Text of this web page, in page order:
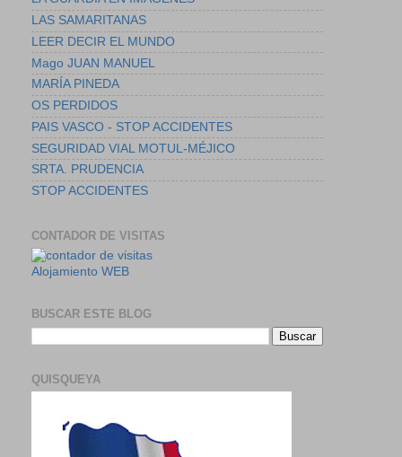
LAS SAMARITANAS
LEER DECIR EL MUNDO
Mago JUAN MANUEL
MARÍA PINEDA
OS PERDIDOS
PAIS VASCO - STOP ACCIDENTES
SEGURIDAD VIAL MOTUL-MÉJICO
SRTA. PRUDENCIA
STOP ACCIDENTES
CONTADOR DE VISITAS
Alojamiento WEB
BUSCAR ESTE BLOG
QUISQUEYA